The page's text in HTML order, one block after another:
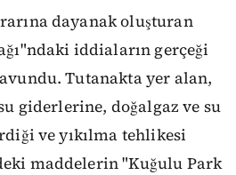
dayanak oluşturan
iddiaların gerçeği
Tutanakta yer alan,
giderlerine, doğalgaz ve su
ve yıkılma tehlikesi
maddelerin "Kuğulu Park